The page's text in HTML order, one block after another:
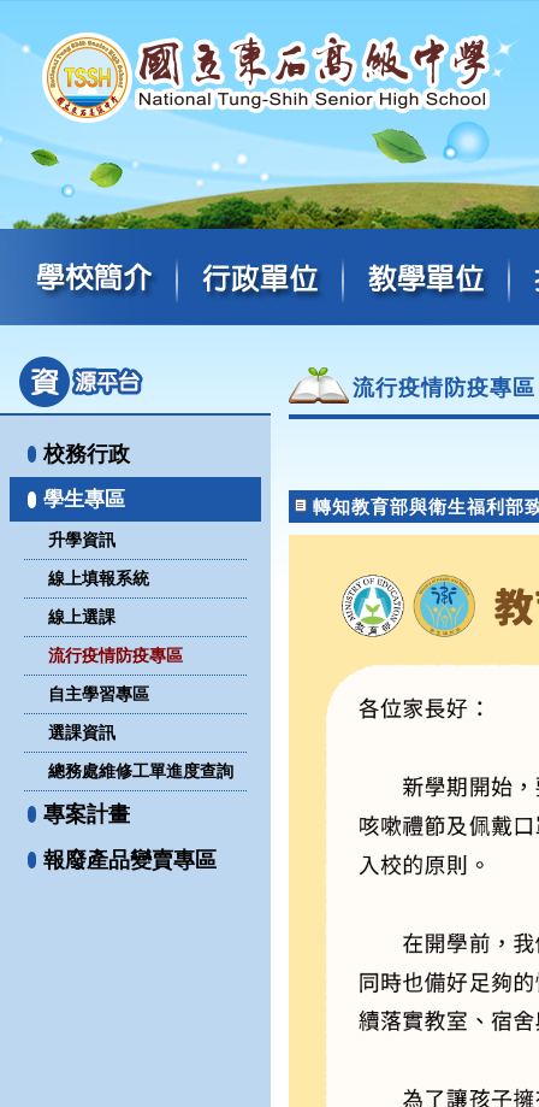
校務行政
學生專區
升學資訊
線上填報系統
線上選課
流行疫情防疫專區
自主學習專區
選課資訊
總務處維修工單進度查詢
專案計畫
報廢產品變賣專區
流行疫情防疫專區
轉知教育部與衛生福利部